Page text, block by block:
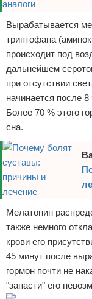
Вырабатывается
триптофана
происходит под
дальнейшем
при отсутствии
начинается после
Более 70 % этого
сна.
Мелатонин
также немного
крови его
45 минут после
гормон почти не
"запасти" его